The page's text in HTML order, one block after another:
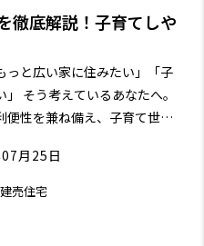
徹底解説！子育てしや
っと広い家に住みたい」「子
そう考えているあなたへ。
便性を兼ね備え、子育て世代
、山科区の住宅購入事情を
境、交通アクセスまで、あ
の記事を読めば、あなたも
月25日
建売住宅